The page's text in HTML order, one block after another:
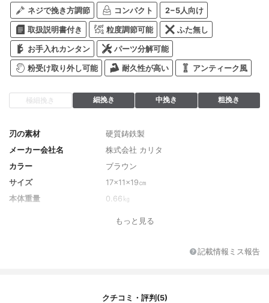
ネジで挽き方調節 コンパクト 2−5人向け
取扱説明書付き 粒度調節可能 ふた無し
お手入れカンタン パーツ分解可能
粉受け取り外し可能 耐久性が高い アンティーク風
極細挽き 細挽き 中挽き 粗挽き
刃の素材
硬質鋳鉄製
メーカー会社名
株式会社 カリタ
カラー
ブラウン
サイズ
17×11×19㎝
本体重量
0.66㎏
-
もっと見る
記載情報ミス報告
クチコミ・評判(5)